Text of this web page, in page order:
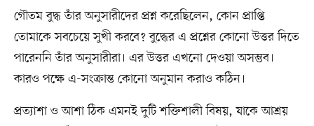
গৌতম বুদ্ধ তাঁর অনুসারীদের প্রশ্ন করেছিলেন, কোন প্রাপ্তি
তোমাকে সবচেয়ে সুখী করবে? বুদ্ধের এ প্রশ্নের কোনো উত্তর দিতে
পারেননি তাঁর অনুসারীরা। এর উত্তর এখনো দেওয়া অসম্ভব।
কারও পক্ষে এ-সংক্রান্ত কোনো অনুমান করাও কঠিন।
প্রত্যাশা ও আশা ঠিক এমনই দুটি শক্তিশালী বিষয়, যাকে আশ্রয়